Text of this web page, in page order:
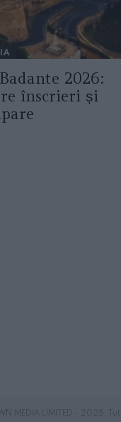
2026:
înscrieri și